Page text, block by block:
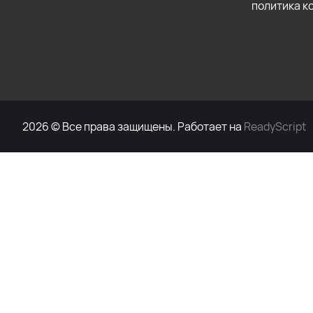
политика
2026 © Все права защищены. Работает на ReadyScript